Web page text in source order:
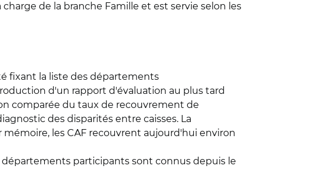
de la branche Famille et est servie selon les
fixant la liste des départements
d'un rapport d'évaluation au plus tard
comparée du taux de recouvrement de
des disparités entre caisses. La
les CAF recouvrent aujourd'hui environ
participants sont connus depuis le